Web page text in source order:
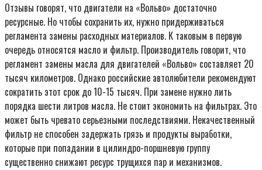
Отзывы говорят, что двигатели на «Вольво» достаточно
ресурсные. Но чтобы сохранить их, нужно придерживаться
регламента замены расходных материалов. К таковым в первую
очередь относятся масло и фильтр. Производитель говорит, что
регламент замены масла для двигателей «Вольво» составляет 20
тысяч километров. Однако российские автолюбители рекомендуют
сократить этот срок до 10-15 тысяч. При замене нужно лить
порядка шести литров масла. Не стоит экономить на фильтрах. Это
может быть чревато серьезными последствиями. Некачественный
фильтр не способен задержать грязь и продукты выработки,
которые при попадании в цилиндро-поршневую группу
существенно снижают ресурс трущихся пар и механизмов.